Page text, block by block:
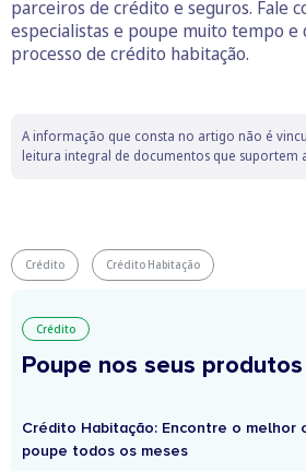
parceiros de crédito e seguros. Fale
especialistas e poupe muito tempo
processo de crédito habitação.
A informação que consta no artigo não é
leitura integral de documentos que suportem
Crédito Crédito Habitação
Crédito
Poupe nos seus
Crédito Habitação: Encontre o melhor
poupe todos os meses